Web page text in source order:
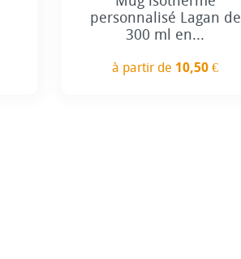
personnalisé Lagan de
300 ml en...
à partir de 10,50 €